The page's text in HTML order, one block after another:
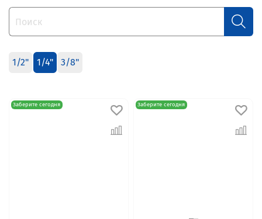
1/2" 1/4" 3/8"
Заберите сегодня Заберите сегодня